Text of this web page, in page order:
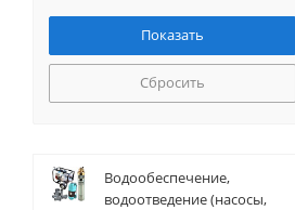
Сбросить
Водообеспечение,
водоотведение (насосы,